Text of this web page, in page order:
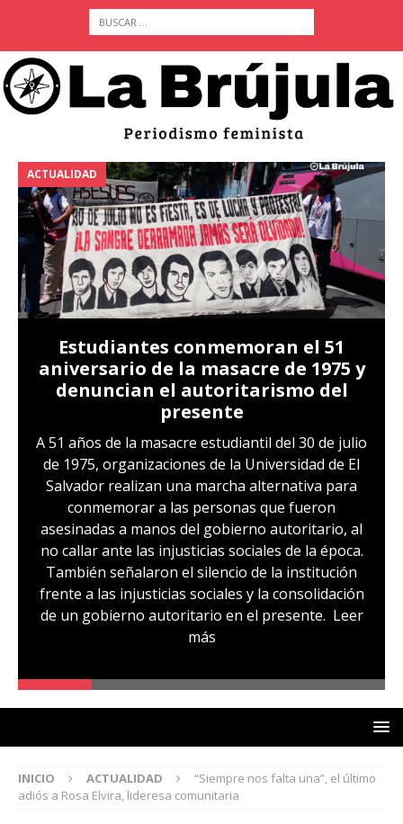
ACTUALIDAD
Estudiantes conmemoran el 51
aniversario de la masacre de 1975 y
denuncian el autoritarismo del
presente
A 51 años de la masacre estudiantil del 30 de julio
de 1975, organizaciones de la Universidad de El
Salvador realizan una marcha alternativa para
conmemorar a las personas que fueron
asesinadas a manos del gobierno autoritario, al
no callar ante las injusticias sociales de la época.
También señalaron el silencio de la institución
frente a las injusticias sociales y la consolidación
de un gobierno autoritario en el presente. Leer
más
INICIO ACTUALIDAD
“Siempre nos falta una”, el último
adiós a Rosa Elvira, lideresa comunitaria